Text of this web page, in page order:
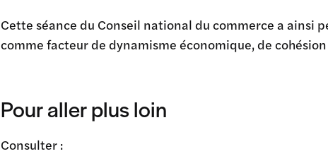
Cette séance du Conseil national du commerce a
comme facteur de dynamisme économique, de
Pour aller plus loin
Consulter :